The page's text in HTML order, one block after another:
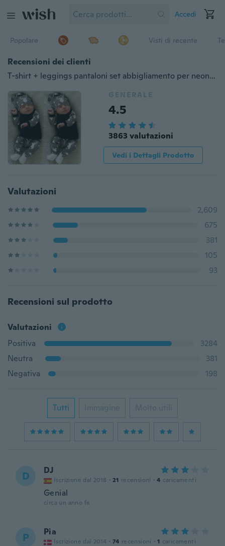
Accedi
Popolare Visti di recente
Recensioni dei clienti
T-shirt + leggings pantaloni set abbigliamento per neonato
GENERALE
4.5
3863 valutazioni
Vedi i Dettagli Prodotto
Valutazioni
2,609
675
381
105
93
Recensioni sul prodotto
Valutazioni
Positiva
3284
Neutra
381
Negativa
198
Tutti Immagine Molto utili
D DJ
Iscrizione dal 2018 · 21 recensioni · 4 caricamenti
Genial
circa un anno fa
P Pia
Iscrizione dal 2014 · 74 recensioni · 1 caricamenti